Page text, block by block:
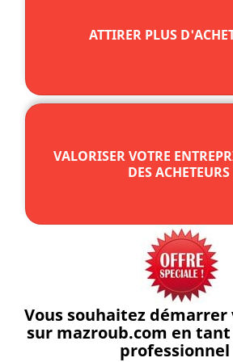
ATTIRER PLUS
VALORISER VOTRE
DES ACHETEURS
Vous souhaitez
sur mazroub.com en
professionnel